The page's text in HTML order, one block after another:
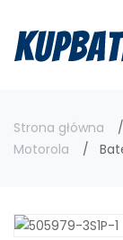
Strona główna
Motorola